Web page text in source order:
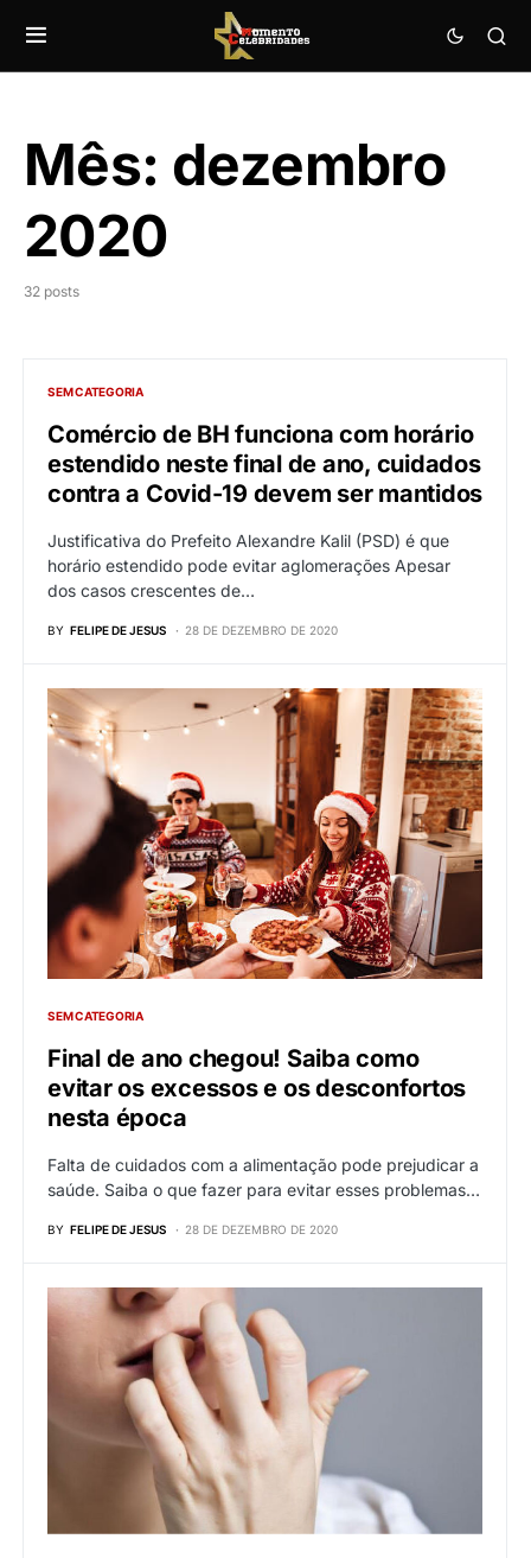
Mês: dezembro
2020
32 posts
SEM CATEGORIA
Comércio de BH funciona com horário
estendido neste final de ano, cuidados
contra a Covid-19 devem ser mantidos
Justificativa do Prefeito Alexandre Kalil (PSD) é que
horário estendido pode evitar aglomerações Apesar
dos casos crescentes de…
BY FELIPE DE JESUS 28 DE DEZEMBRO DE 2020
SEM CATEGORIA
Final de ano chegou! Saiba como
evitar os excessos e os desconfortos
nesta época
Falta de cuidados com a alimentação pode prejudicar a
saúde. Saiba o que fazer para evitar esses problemas…
BY FELIPE DE JESUS 28 DE DEZEMBRO DE 2020